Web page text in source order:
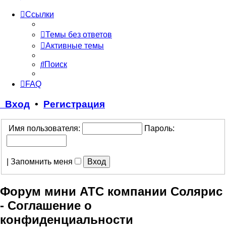
Ссылки
Темы без ответов
Активные темы
Поиск
FAQ
Вход • Регистрация
Имя пользователя: Пароль:
Запомнить меня
Форум мини АТС компании Солярис
- Соглашение о
конфиденциальности